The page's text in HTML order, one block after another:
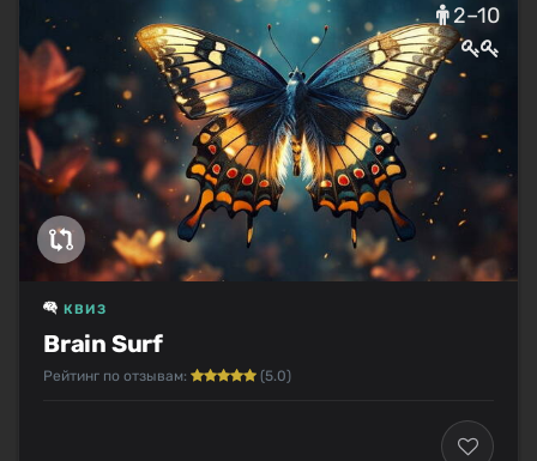
2–10
Brain Surf
КВИЗ
Рейтинг по отзывам: (5.0)